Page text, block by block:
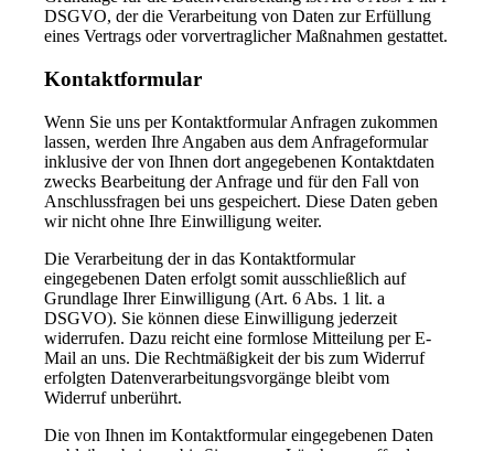
DSGVO, der die Verarbeitung von Daten zur Erfüllung
eines Vertrags oder vorvertraglicher Maßnahmen gestattet.
Kontaktformular
Wenn Sie uns per Kontaktformular Anfragen zukommen
lassen, werden Ihre Angaben aus dem Anfrageformular
inklusive der von Ihnen dort angegebenen Kontaktdaten
zwecks Bearbeitung der Anfrage und für den Fall von
Anschlussfragen bei uns gespeichert. Diese Daten geben
wir nicht ohne Ihre Einwilligung weiter.
Die Verarbeitung der in das Kontaktformular
eingegebenen Daten erfolgt somit ausschließlich auf
Grundlage Ihrer Einwilligung (Art. 6 Abs. 1 lit. a
DSGVO). Sie können diese Einwilligung jederzeit
widerrufen. Dazu reicht eine formlose Mitteilung per E-
Mail an uns. Die Rechtmäßigkeit der bis zum Widerruf
erfolgten Datenverarbeitungsvorgänge bleibt vom
Widerruf unberührt.
Die von Ihnen im Kontaktformular eingegebenen Daten